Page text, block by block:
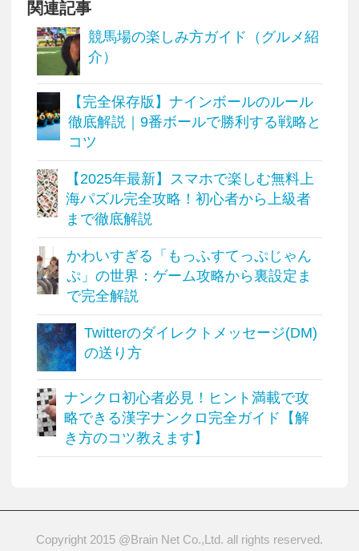
関連記事
競馬場の楽しみ方ガイド（グルメ紹
介）
【完全保存版】ナインボールのルール
徹底解説｜9番ボールで勝利する戦略と
コツ
【2025年最新】スマホで楽しむ無料上
海パズル完全攻略！初心者から上級者
まで徹底解説
かわいすぎる「もっふすてっぷじゃん
ぷ」の世界：ゲーム攻略から裏設定ま
で完全解説
Twitterのダイレクトメッセージ(DM)
の送り方
ナンクロ初心者必見！ヒント満載で攻
略できる漢字ナンクロ完全ガイド【解
き方のコツ教えます】
Copyright 2015 @Brain Net Co.,Ltd. all rights reserved.